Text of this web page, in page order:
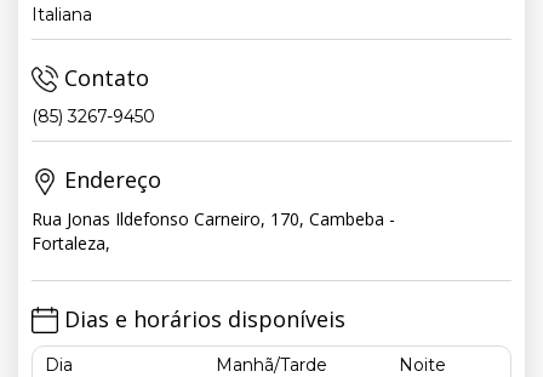
Italiana
Contato
(85) 3267-9450
Endereço
Rua Jonas Ildefonso Carneiro, 170, Cambeba -
Fortaleza,
Dias e horários disponíveis
Dia Manhã/Tarde
Noite